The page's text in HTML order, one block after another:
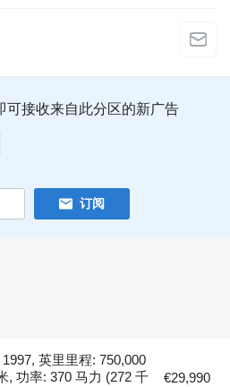
可接收来自此分区的新广告
订阅
1997, 英里里程: 750,000
, 功率: 370 马力 (272 千
€29,990